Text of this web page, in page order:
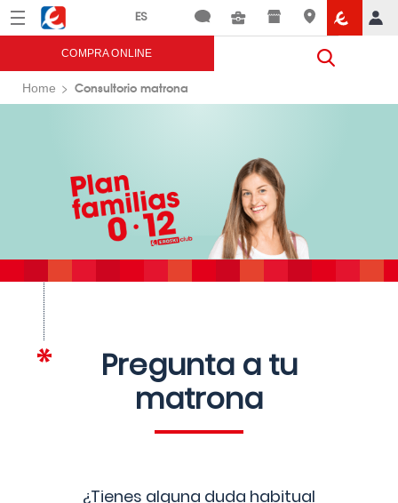
Menú Eroski
COMPRA ONLINE
Home Consultorio matrona
Pregunta a tu
matrona
¿Tienes alguna duda habitual